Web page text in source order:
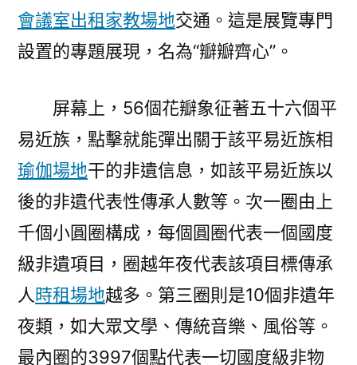
會議室出租家教場地交通。這是展覽專門
設置的專題展現，名為“瓣瓣齊心”。
屏幕上，56個花瓣象征著五十六個平
易近族，點擊就能彈出關于該平易近族相
瑜伽場地干的非遺信息，如該平易近族以
後的非遺代表性傳承人數等。次一圈由上
千個小圓圈構成，每個圓圈代表一個國度
級非遺項目，圈越年夜代表該項目標傳承
人時租場地越多。第三圈則是10個非遺年
夜類，如大眾文學、傳統音樂、風俗等。
最內圈的3997個點代表一切國度級非物